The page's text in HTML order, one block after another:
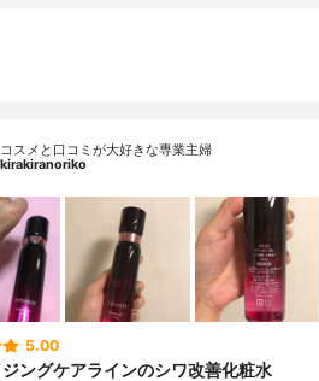
コスメと口コミが大好きな専業主婦
kirakiranoriko
5.00
ングケアラインのシワ改善化粧水